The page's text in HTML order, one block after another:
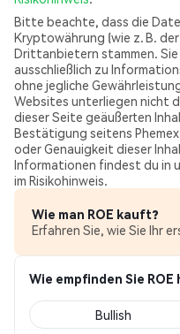
Bitte beachte, dass die
Kryptowährung (wie z. B.
Drittanbietern stammen. Sie
ausschließlich zu
ohne jegliche
Websites unterliegen nicht
dieser Seite geäußerten
Bestätigung seitens
oder Genauigkeit dieser
Informationen findest du in
im Risikohinweis.
Wie man ROE kauft?
Erfahren Sie, wie Sie Ihr
Wie empfinden Sie ROE
Bullish